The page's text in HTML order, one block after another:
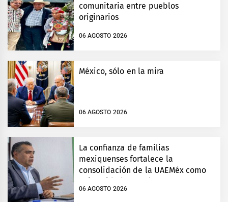
comunitaria entre pueblos
originarios
06 AGOSTO 2026
México, sólo en la mira
06 AGOSTO 2026
La confianza de familias
mexiquenses fortalece la
consolidación de la UAEMéx como
universidad estatal
06 AGOSTO 2026